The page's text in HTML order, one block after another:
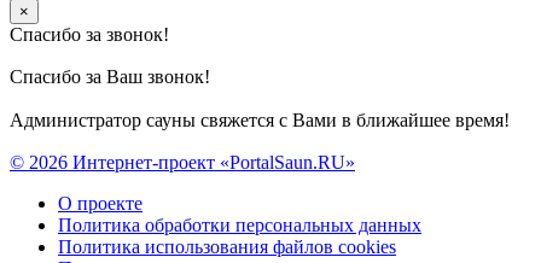
×
Спасибо за звонок!
Спасибо за Ваш звонок!
Администратор сауны свяжется с Вами в ближайшее время!
© 2026 Интернет-проект «PortalSaun.RU»
О проекте
Политика обработки персональных данных
Политика использования файлов cookies